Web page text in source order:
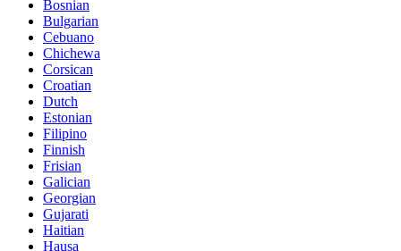
Bosnian
Bulgarian
Cebuano
Chichewa
Corsican
Croatian
Dutch
Estonian
Filipino
Finnish
Frisian
Galician
Georgian
Gujarati
Haitian
Hausa